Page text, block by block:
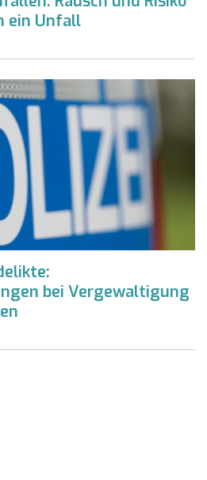
ein Unfall
bei Vergewaltigung